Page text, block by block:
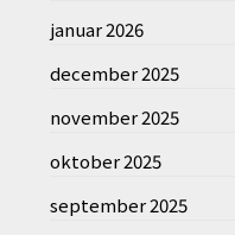
januar 2026
december 2025
november 2025
oktober 2025
september 2025